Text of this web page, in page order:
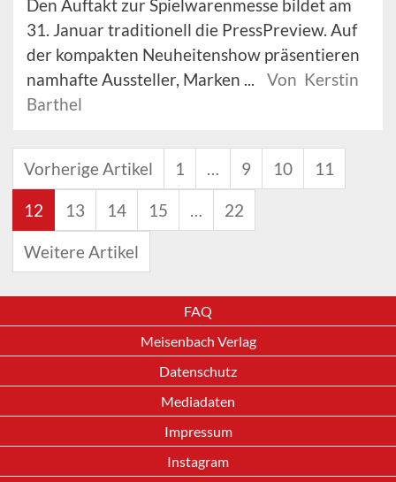
Den Auftakt zur Spielwarenmesse bildet am
31. Januar traditionell die PressPreview. Auf
der kompakten Neuheitenshow präsentieren
namhafte Aussteller, Marken ...
Von Kerstin
Barthel
Vorherige Artikel 1 … 9 10 11
12 13 14 15 … 22
Weitere Artikel
FAQ
Meisenbach Verlag
Datenschutz
Mediadaten
Impressum
Instagram